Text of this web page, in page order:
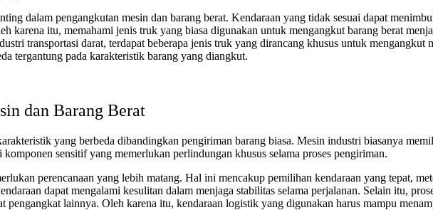
dalam pengangkutan mesin dan barang berat. Kendaraan yang tidak sesuai dapat
karena itu, memahami jenis truk yang biasa digunakan untuk mengangkut barang berat
transportasi darat, terdapat beberapa jenis truk yang dirancang khusus untuk mengangkut
tergantung pada karakteristik barang yang diangkut.
dan Barang Berat
yang berbeda dibandingkan pengiriman barang biasa. Mesin industri biasanya
sensitif yang memerlukan perlindungan khusus selama proses pengiriman.
perencanaan yang lebih matang. Hal ini mencakup pemilihan kendaraan yang tepat,
dapat mengalami kesulitan dalam menjaga stabilitas selama perjalanan. Selain itu,
pengangkat lainnya. Oleh karena itu, kendaraan logistik yang digunakan harus mampu